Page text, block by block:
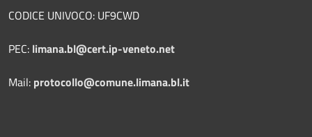
CODICE UNIVOCO: UF9CWD
PEC: limana.bl@cert.ip-veneto.net
Mail: protocollo@comune.limana.bl.it